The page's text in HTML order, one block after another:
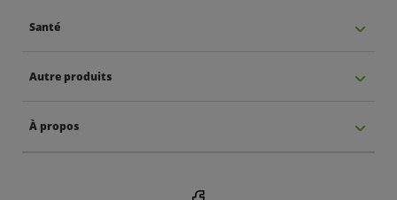
Santé
Autre produits
À propos